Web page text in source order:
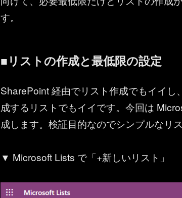
す。
■リストの作成と最低限の設定
SharePoint 経由でリスト作成でもイイし
成するリストでもイイです。今回は
成します。検証目的なのでシンプルなリ
▼ Microsoft Lists で「+新しいリスト」